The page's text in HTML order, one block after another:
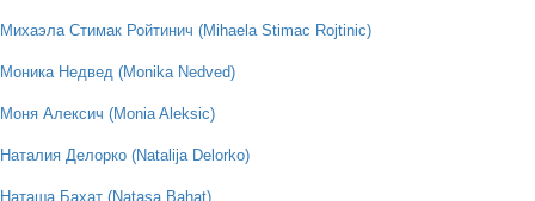
Михаэла Стимак Ройтинич (Mihaela Stimac Rojtinic)
Моника Недвед (Monika Nedved)
Моня Алексич (Monia Aleksic)
Наталия Делорко (Natalija Delorko)
Наташа Бахат (Natasa Bahat)